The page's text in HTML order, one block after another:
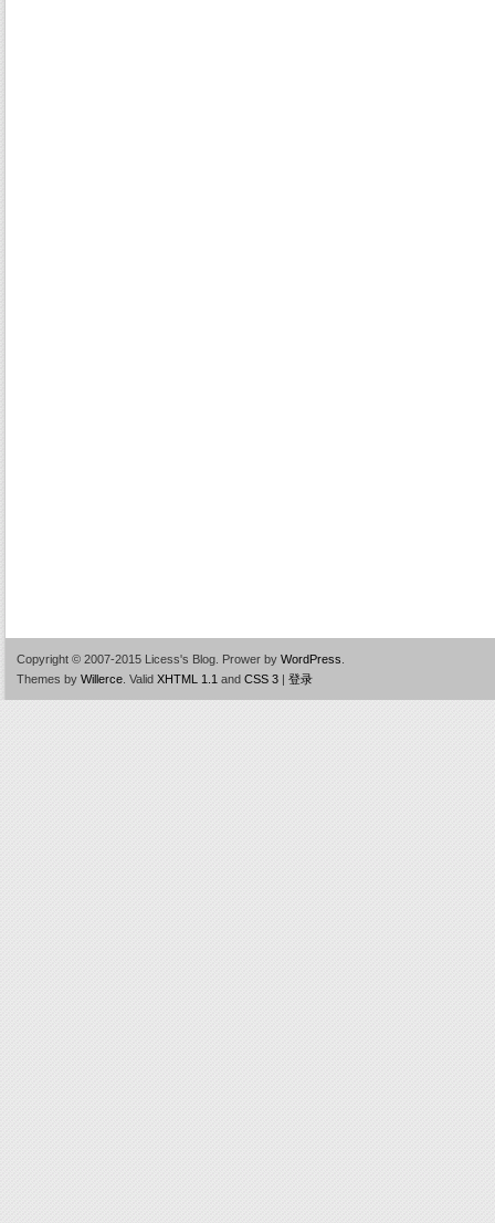
Copyright © 2007-2015 Licess's Blog. Prower by WordPress
Themes by Willerce Valid XHTML 1.1 and CSS 3 | 登录